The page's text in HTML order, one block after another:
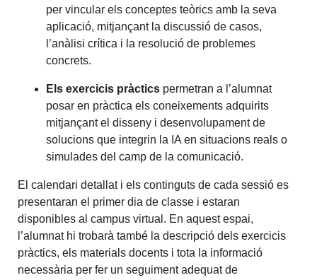
per vincular els conceptes teòrics amb la seva
aplicació, mitjançant la discussió de casos,
l’anàlisi crítica i la resolució de problemes
concrets.
Els exercicis pràctics permetran a l’alumnat
posar en pràctica els coneixements adquirits
mitjançant el disseny i desenvolupament de
solucions que integrin la IA en situacions reals o
simulades del camp de la comunicació.
El calendari detallat i els continguts de cada sessió es
presentaran el primer dia de classe i estaran
disponibles al campus virtual. En aquest espai,
l’alumnat hi trobarà també la descripció dels exercicis
pràctics, els materials docents i tota la informació
necessària per fer un seguiment adequat de